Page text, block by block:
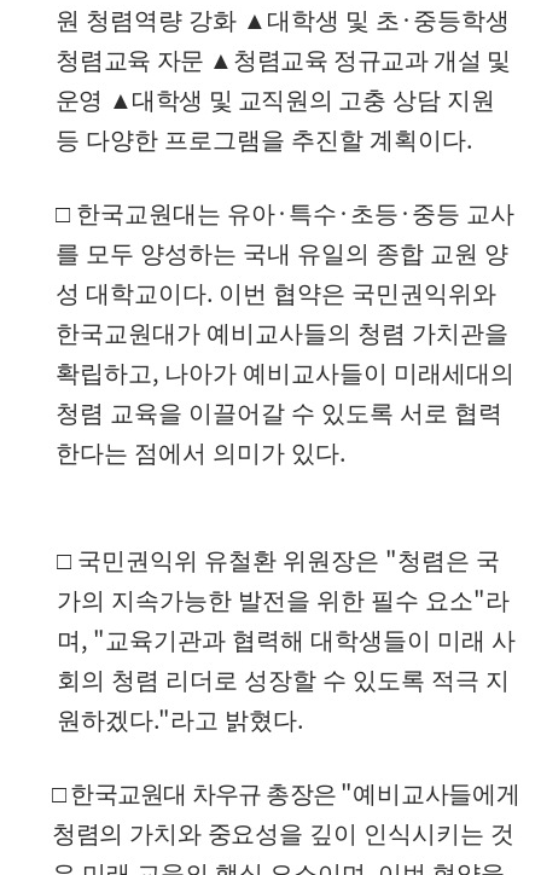
원 청렴역량 강화 ▲ 대학생 및 초 · 중등학생
청렴교육 자문 ▲ 청렴교육 정규교과 개설 및
운영 ▲대학생 및 교직원의 고충 상담 지원
등 다양한 프로그램을 추진할 계획이다.
□ 한국교원대는 유아· 특수 · 초등 · 중등 교사
를 모두 양성하는 국내 유일의 종합 교원 양
성 대학교이다. 이번 협약은 국민권익위와
한국교원대가 예비교사들의 청렴 가치관을
확립하고, 나아가 예비교사들이 미래세대의
청렴 교육을 이끌어갈 수 있도록 서로 협력
한다는 점에서 의미가 있다.
□ 국민권익위 유철환 위원장은 "청렴은 국
가의 지속가능한 발전을 위한 필수 요소"라
며 , "교육기관과 협력해 대학생들이 미래 사
회의 청렴 리더로 성장할 수 있도록 적극 지
원하겠다."라고 밝혔다.
□한국교원대 차우규 총장은 "예비교사들에게
청렴의 가치와 중요성을 깊이 인식시키는 것